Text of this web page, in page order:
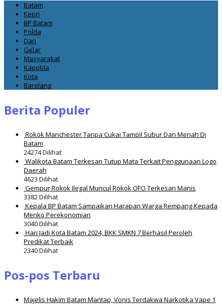
Batam
Kepri
BP Batam
Polda
Dan
Gelar
Masyarakat
Kapolda
Kota
Barelang
Berita Populer
Rokok Manchester Tanpa Cukai Tampil Subur Dan Meriah Di
Batam
24274 Dilihat
Walikota Batam Terkesan Tutup Mata Terkait Penggunaan Logo
Daerah
4623 Dilihat
Gempur Rokok Ilegal Muncul Rokok OFO Terkesan Manis
3382 Dilihat
Kepala BP Batam Sampaikan Harapan Warga Rempang Kepada
Menko Perekonomian
3040 Dilihat
Hari Jadi Kota Batam 2024, BKK SMKN 7 Berhasil Peroleh
Predikat Terbaik
2340 Dilihat
Pos-pos Terbaru
Majelis Hakim Batam Mantap, Vonis Terdakwa Narkotika Vape 1